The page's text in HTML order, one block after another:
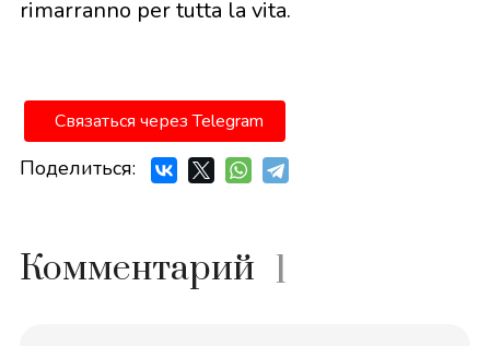
rimarranno per tutta la vita.
Связаться через Telegram
Поделиться:
Комментарий 1